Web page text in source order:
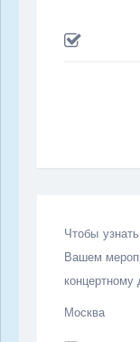
Чтобы
Вашем
концертному
Москва